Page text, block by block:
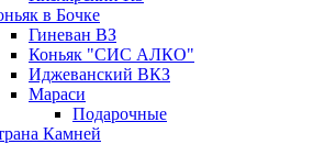
в Бочке
Гиневан ВЗ
Коньяк "СИС АЛКО"
Иджеванский ВКЗ
Мараси
Подарочные
Камней